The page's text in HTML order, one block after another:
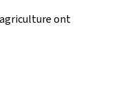
ont